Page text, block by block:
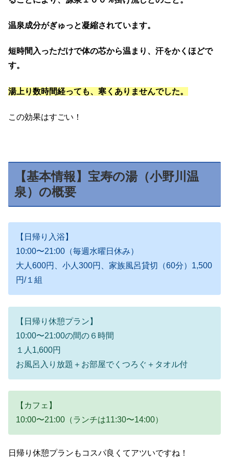
温泉成分がぎゅっと凝縮されています。
短時間入っただけで体の芯から温まり、汗をかくほどで
す。
湯上り数時間経っても、寒くありませんでした。
この効果はすごい！
【基本情報】宝寿の湯（小野川温
泉）の概要
【日帰り入浴】
10:00〜21:00（毎週水曜日休み）
大人600円、小人300円、家族風呂貸切（60分）1,500
円/１組
【日帰り休憩プラン】
10:00〜21:00の間の６時間
１人1,600円
お風呂入り放題＋お部屋でくつろぐ＋タオル付
【カフェ】
10:00〜21:00（ランチは11:30〜14:00）
日帰り休憩プランもコスパ良くてアツいですね！